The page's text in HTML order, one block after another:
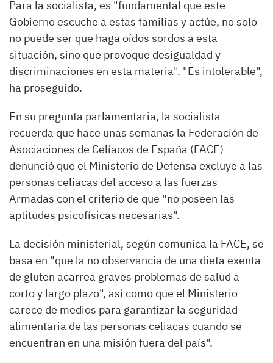
Para la socialista, es "fundamental que este
Gobierno escuche a estas familias y actúe, no solo
no puede ser que haga oídos sordos a esta
situación, sino que provoque desigualdad y
discriminaciones en esta materia". "Es intolerable",
ha proseguido.
En su pregunta parlamentaria, la socialista
recuerda que hace unas semanas la Federación de
Asociaciones de Celíacos de España (FACE)
denunció que el Ministerio de Defensa excluye a las
personas celiacas del acceso a las fuerzas
Armadas con el criterio de que "no poseen las
aptitudes psicofísicas necesarias".
La decisión ministerial, según comunica la FACE, se
basa en "que la no observancia de una dieta exenta
de gluten acarrea graves problemas de salud a
corto y largo plazo", así como que el Ministerio
carece de medios para garantizar la seguridad
alimentaria de las personas celiacas cuando se
encuentran en una misión fuera del país".